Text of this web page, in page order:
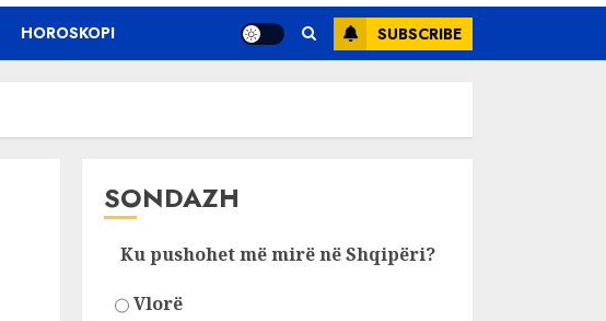
HOROSKOPI SUBSCRIBE
SONDAZH
Ku pushohet më mirë në Shqipëri?
Vlorë